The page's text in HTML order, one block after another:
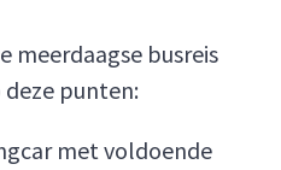
meerdaagse busreis
punten:
met voldoende